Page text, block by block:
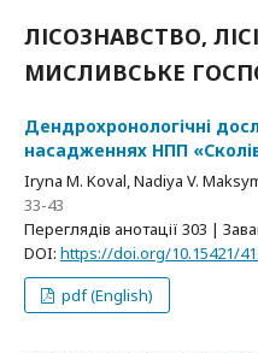
ЛІСОЗНАВСТВО,
МИСЛИВСЬКЕ
Дендрохронологічні
насадженнях НПП
Iryna M. Koval, Nadiya V.
33-43
Переглядів анотації 303 |
DOI: https://doi.org/10.15421/
pdf (English)